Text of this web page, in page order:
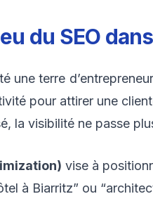
du SEO
une terre
pour attirer une
la visibilité ne passe
vise à
à Biarritz” ou